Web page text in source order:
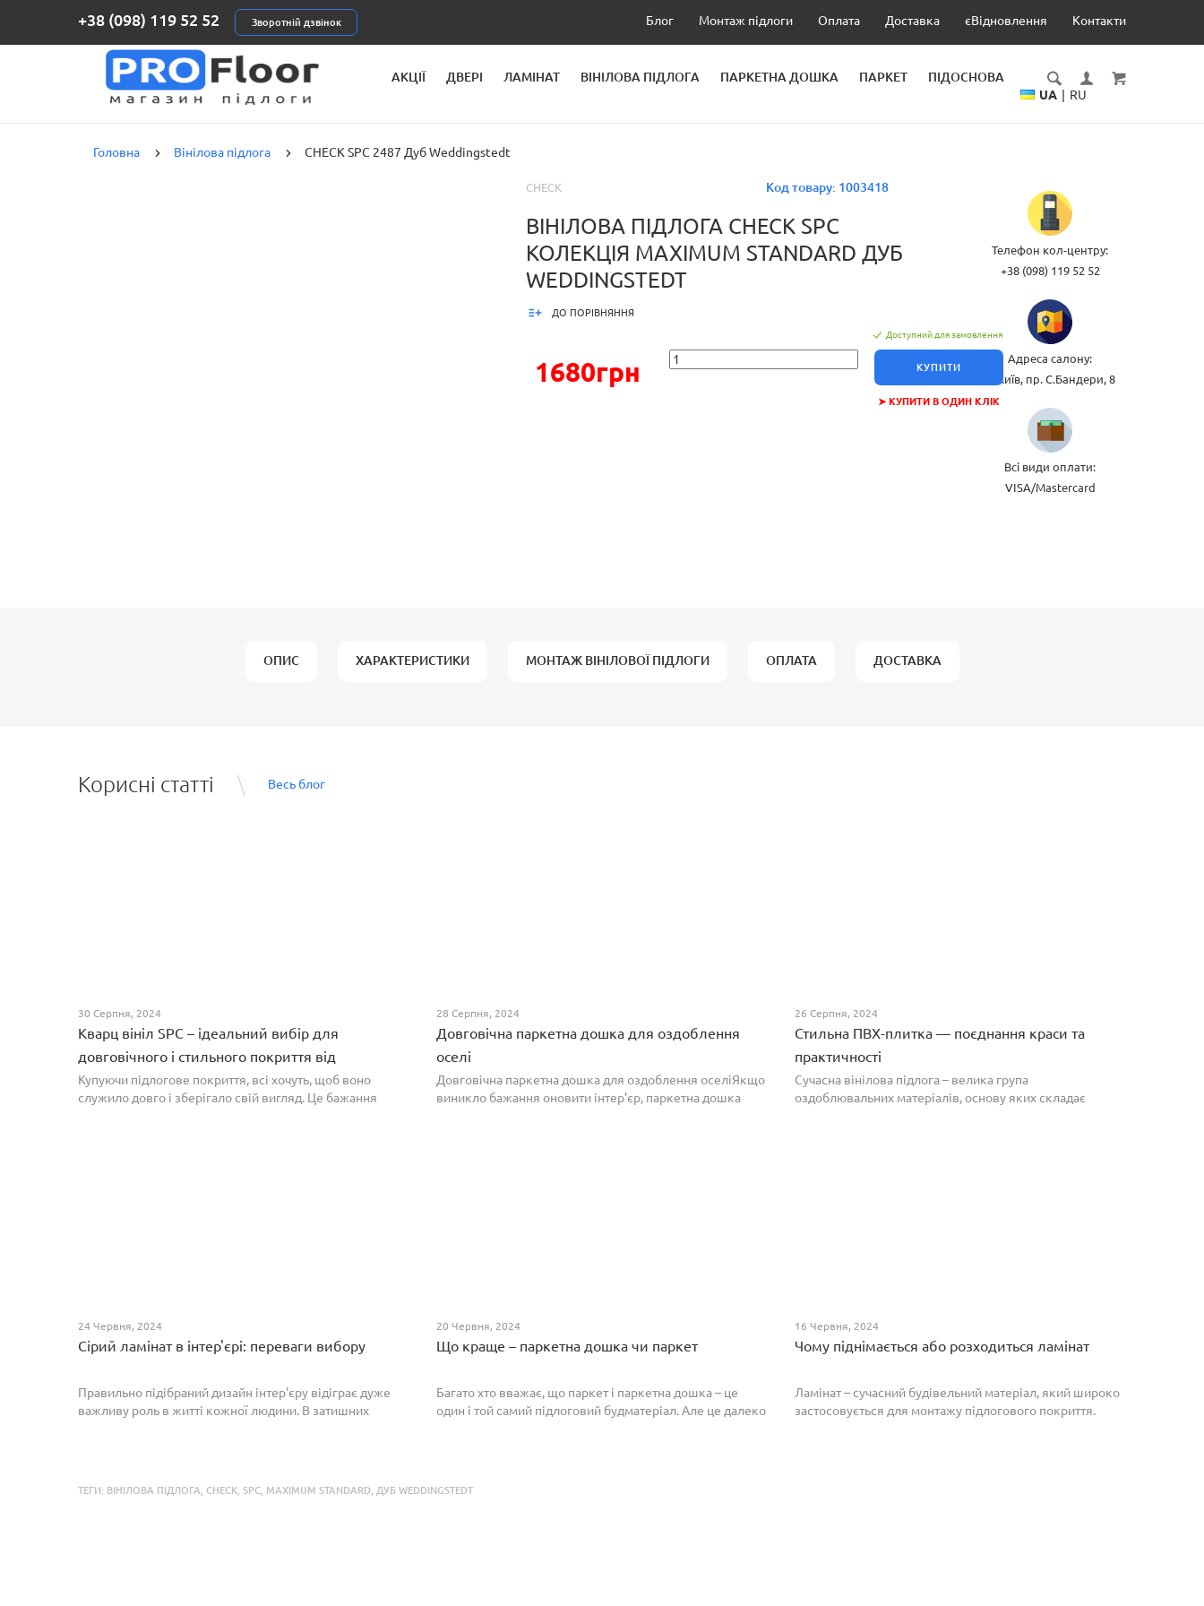
+38 (098) 119 52 52 Зворотній дзвінок Блог Монтаж підлоги Оплата Доставка єВідновлення Контакти
АКЦІЇ ДВЕРІ ЛАМІНАТ ВІНІЛОВА ПІДЛОГА ПАРКЕТНА ДОШКА ПАРКЕТ
ПІДОСНОВА
UA RU
Головна Вінілова підлога CHECK SPC 2487 Дуб Weddingstedt
Код товару: 1003418
CHECK
ВІНІЛОВА ПІДЛОГА CHECK SPC
КОЛЕКЦІЯ MAXIMUM STANDARD ДУБ
WEDDINGSTEDT
ДО ПОРІВНЯННЯ
1680грн
Доступний для замовлення
КУПИТИ
➤ КУПИТИ В ОДИН КЛІК
Телефон кол-центру:
+38 (098) 119 52 52
Адреса салону:
м.Київ, пр. С.Бандери, 8
Всі види оплати:
VISA/Mastercard
ОПИС ХАРАКТЕРИСТИКИ МОНТАЖ ВІНІЛОВОЇ ПІДЛОГИ ОПЛАТА ДОСТАВКА
Корисні статті Весь блог
30 Серпня, 2024
Кварц вініл SPC – ідеальний вибір для
довговічного і стильного покриття від
PROFLOOR
Купуючи підлогове покриття, всі хочуть, щоб воно
служило довго і зберігало свій вигляд. Це бажання
28 Серпня, 2024
Довговічна паркетна дошка для оздоблення
оселі
Довговічна паркетна дошка для оздоблення оселіЯкщо
виникло бажання оновити інтер’єр, паркетна дошка
26 Серпня, 2024
Стильна ПВХ-плитка — поєднання краси та
практичності
Сучасна вінілова підлога – велика група
оздоблювальних матеріалів, основу яких складає
24 Червня, 2024
Сірий ламінат в інтер'єрі: переваги вибору
Правильно підібраний дизайн інтер'єру відіграє дуже
важливу роль в житті кожної людини. В затишних
20 Червня, 2024
Що краще – паркетна дошка чи паркет
Багато хто вважає, що паркет і паркетна дошка – це
один і той самий підлоговий будматеріал. Але це далеко
16 Червня, 2024
Чому піднімається або розходиться ламінат
Ламінат – сучасний будівельний матеріал, який широко
застосовується для монтажу підлогового покриття.
ТЕГИ: ВІНІЛОВА ПІДЛОГА CHECK SPC MAXIMUM STANDARD ДУБ WEDDINGSTEDT